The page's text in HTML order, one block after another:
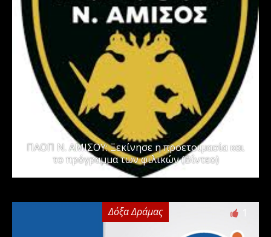
ΠΑΟΠ Ν. ΑΜΙΣΟΥ: Ξεκίνησε η προετοιμασία και
το πρόγραμμα των φιλικών (Βίντεο)
Δόξα Δράμας